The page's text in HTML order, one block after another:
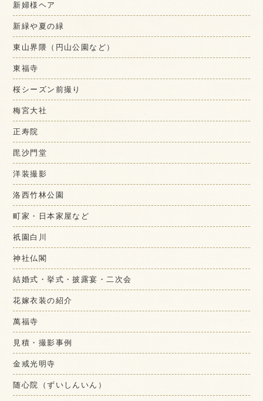
新婦様ヘア
新緑や夏の緑
東山界隈（円山公園など）
東福寺
桜シーズン前撮り
梅宮大社
正寿院
毘沙門堂
洋装撮影
洛西竹林公園
町家・日本家屋など
祇園白川
神社仏閣
結婚式・挙式・披露宴・二次会
花嫁衣装の紹介
萬福寺
見積・撮影事例
金戒光明寺
随心院（ずいしんいん）